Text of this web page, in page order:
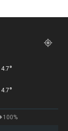
4.7°
4.7°
100%